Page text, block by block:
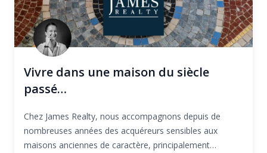
Vivre dans une maison du siècle
passé…
Chez James Realty, nous accompagnons depuis de
nombreuses années des acquéreurs sensibles aux
maisons anciennes de caractère, principalement